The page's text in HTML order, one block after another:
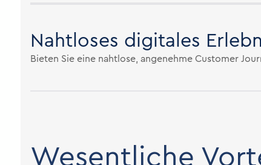
Nahtloses digitales
Bieten Sie eine nahtlose, angenehme Customer